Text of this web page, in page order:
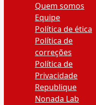
Quem somos
Equipe
Política de ética
Política de
correções
Política de
Privacidade
Republique
Nonada Lab